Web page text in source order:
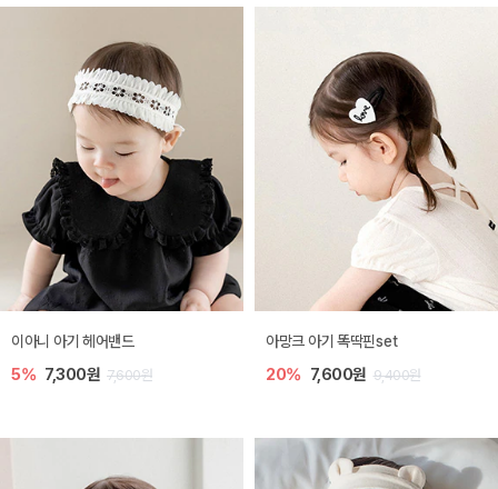
이아니 아기 헤어밴드
5% 7,300원 7,600원
아망크 아기 똑딱핀set
20% 7,600원 9,400원